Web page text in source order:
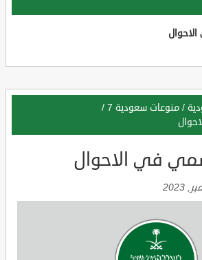
/ منوعات سعودية 7
/
في الاحوال